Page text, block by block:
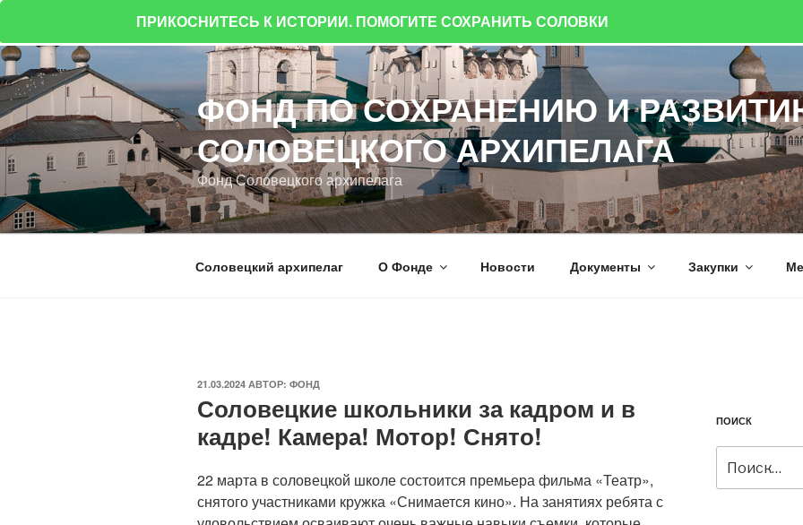
Перейти
к
содержимому
ФОНД ПО СОХРАНЕНИЮ И
СОЛОВЕЦКОГО АРХИПЕЛАГА
Фонд Соловецкого архипелага
Соловецкий архипелаг О Фонде Новости Документы Закупки
ОПУБЛИКОВАНО
21.03.2024 АВТОР: ФОНД
Соловецкие школьники за кадром и в
кадре! Камера! Мотор! Снято!
22 марта в соловецкой школе состоится премьера фильма «Театр»,
снятого участниками кружка «Снимается кино». На занятиях ребята с
ПОИСК
ПРИКОСНИТЕСЬ К ИСТОРИИ. ПОМОГИТЕ СОХРАНИТЬ СОЛОВКИ